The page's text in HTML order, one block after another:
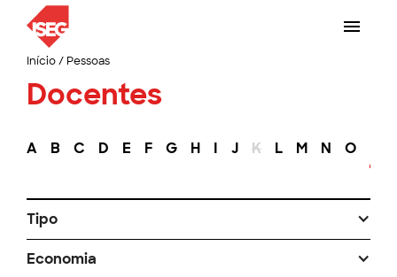
Início/ Pessoas
Docentes
A B C D E F G H I J K L M N O
Tipo
Economia